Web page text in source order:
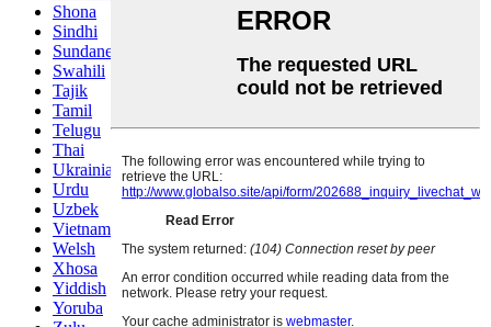
Shona
Sindhi
Sundanese
Swahili
Tajik
Tamil
Telugu
Thai
Ukrainian
Urdu
Uzbek
Vietnamese
Welsh
Xhosa
Yiddish
Yoruba